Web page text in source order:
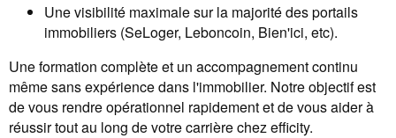
Une visibilité maximale sur la majorité des portails
immobiliers (SeLoger, Leboncoin, Bien'ici, etc).
Une formation complète et un accompagnement continu
même sans expérience dans l'immobilier. Notre objectif est
de vous rendre opérationnel rapidement et de vous aider à
réussir tout au long de votre carrière chez efficity.